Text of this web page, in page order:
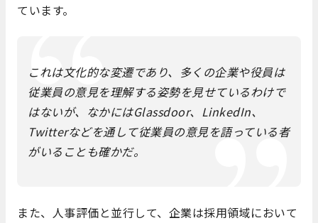
ています。
これは文化的な変遷であり、多くの企業や役員は
従業員の意見を理解する姿勢を見せているわけで
はないが、なかにはGlassdoor、LinkedIn、
Twitterなどを通して従業員の意見を語っている者
がいることも確かだ。
また、人事評価と並行して、企業は採用領域において